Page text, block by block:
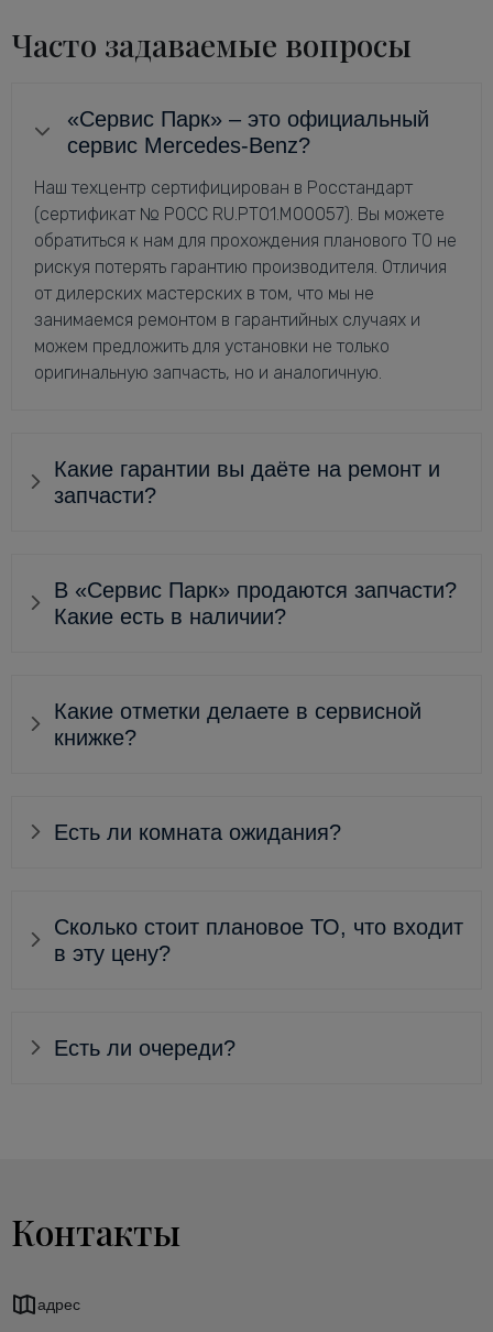
Часто задаваемые вопросы
«Сервис Парк» – это официальный
сервис Mercedes-Benz?
Наш техцентр сертифицирован в Росстандарт
(сертификат № РОСС RU.РТ01.М00057). Вы можете
обратиться к нам для прохождения планового ТО не
рискуя потерять гарантию производителя. Отличия
от дилерских мастерских в том, что мы не
занимаемся ремонтом в гарантийных случаях и
можем предложить для установки не только
оригинальную запчасть, но и аналогичную.
Какие гарантии вы даёте на ремонт и
запчасти?
В «Сервис Парк» продаются запчасти?
Какие есть в наличии?
Какие отметки делаете в сервисной
книжке?
Есть ли комната ожидания?
Сколько стоит плановое ТО, что входит
в эту цену?
Есть ли очереди?
Контакты
адрес